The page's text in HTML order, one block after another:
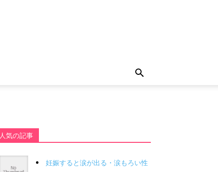
人気の記事
妊娠すると涙が出る・涙もろい性